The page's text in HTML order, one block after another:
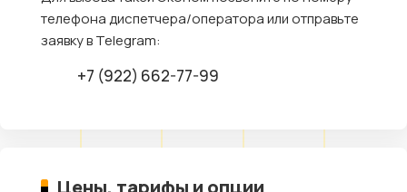
телефона диспетчера/оператора или отправьте
заявку в Telegram:
+7 (922) 662-77-99
Цены, тарифы и опции